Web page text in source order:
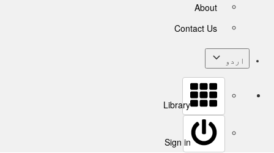
About
Contact Us
اردو
Library
Sign in